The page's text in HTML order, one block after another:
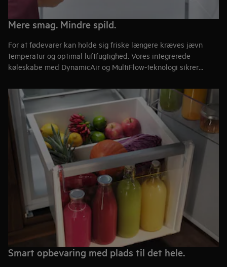
Mere smag. Mindre spild.
For at fødevarer kan holde sig friske længere kræves jævn
temperatur og optimal luftfugtighed. Vores integrerede
køleskabe med DynamicAir og MultiFlow-teknologi sikrer
reducerer bakterievækst, bevarer smag og giver længere
holdbarhed.
Smart opbevaring med plads til det hele.